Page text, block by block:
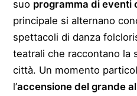
suo programma di eventi
principale si alternano
spettacoli di danza
teatrali che raccontano la
città. Un momento
l’accensione del grande